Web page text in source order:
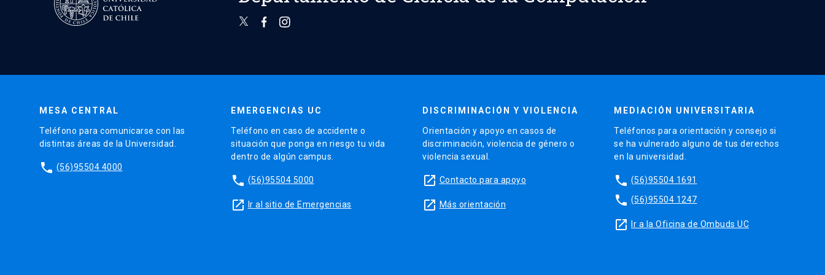
MESA CENTRAL
Teléfono para comunicarse con las
distintas áreas de la Universidad.
phone (56)95504 4000
EMERGENCIAS UC
Teléfono en caso de accidente o
situación que ponga en riesgo tu vida
dentro de algún campus.
phone (56)95504 5000
launch Ir al sitio de Emergencias
DISCRIMINACIÓN Y VIOLENCIA
Orientación y apoyo en casos de
discriminación, violencia de género o
violencia sexual.
launch Contacto para apoyo
launch Más orientación
MEDIACIÓN UNIVERSITARIA
Teléfonos para orientación y consejo si
se ha vulnerado alguno de tus derechos
en la universidad.
phone (56)95504 1691
phone (56)95504 1247
launch Ir a la Oficina de Ombuds UC